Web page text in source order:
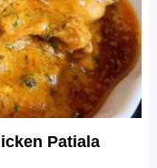
Patiala